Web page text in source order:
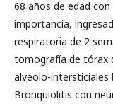
68 años de edad
importancia,
respiratoria de 2
tomografía de tórax
alveolo-intersticiales
Bronquiolitis con